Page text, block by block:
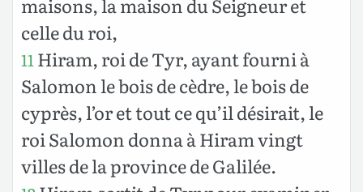
celle du roi,
11 Hiram, roi de Tyr, ayant fourni à
Salomon le bois de cèdre, le bois de
cyprès, l’or et tout ce qu’il désirait, le
roi Salomon donna à Hiram vingt
villes de la province de Galilée.